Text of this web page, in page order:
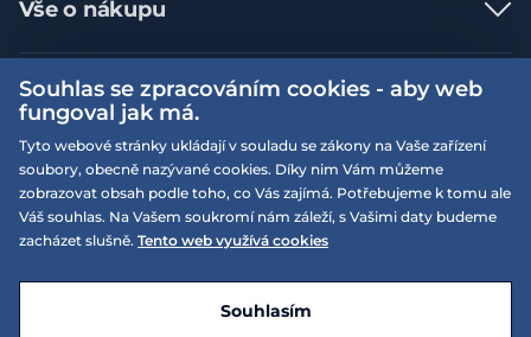
Vše o nákupu
Jak nakupovat
Nejčastější dotazy
Doprava a platba
Vrácení a výměna zboží
Reklamace
Velikostní tabulky
Více informací
Obchodní podmínky
Podmínky EQS věrnostního klubu
On-line katalogy
Naše prodejny
EQS Rudná
E-shop vytvořila a technicky zajišťujeSIMPLIA.cz
Souhlas se zpracováním cookies - aby web
fungoval jak má.
Tyto webové stránky ukládají v souladu se zákony na Vaše zařízení
soubory, obecně nazývané cookies. Díky nim Vám můžeme
zobrazovat obsah podle toho, co Vás zajímá. Potřebujeme k tomu ale
Váš souhlas. Na Vašem soukromí nám záleží, s Vašimi daty budeme
zacházet slušně. Tento web využívá cookies
Souhlasím